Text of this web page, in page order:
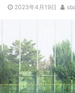
2023年4月19日